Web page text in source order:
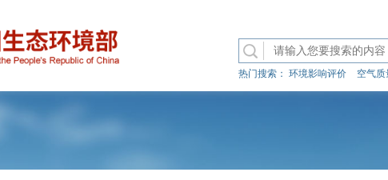
热门搜索： 环境影响评价 空气质